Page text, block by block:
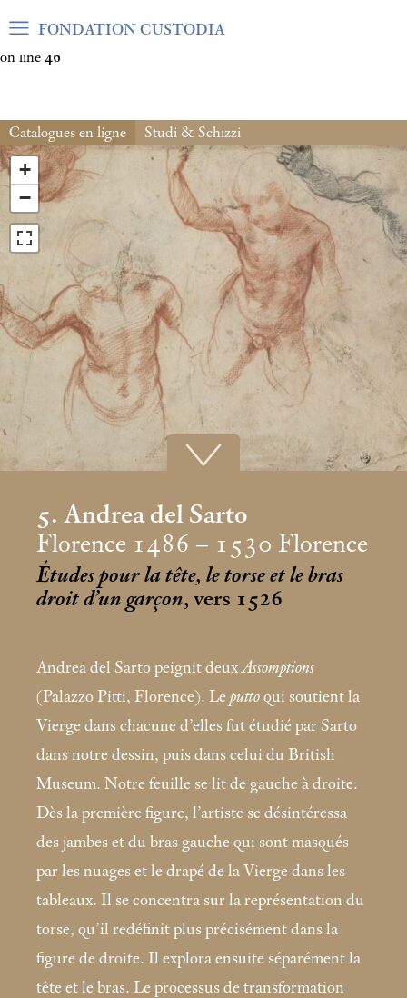
Warning: Undefined array key "var_mode" in
on line 46
FONDATION CUSTODIA
Catalogues en ligne Studi & Schizzi
+
−
5. Andrea del Sarto
Florence 1486 – 1530 Florence
Études pour la tête, le torse et le bras
droit d’un garçon, vers 1526
Andrea del Sarto peignit deuxAssomptions
(Palazzo Pitti, Florence). Le putto qui soutient la
Vierge dans chacune d’elles fut étudié par Sarto
dans notre dessin, puis dans celui du British
Museum. Notre feuille se lit de gauche à droite.
Dès la première figure, l’artiste se désintéressa
des jambes et du bras gauche qui sont masqués
par les nuages et le drapé de la Vierge dans les
tableaux. Il se concentra sur la représentation du
torse, qu’il redéfinit plus précisément dans la
figure de droite. Il explora ensuite séparément la
tête et le bras. Le processus de transformation